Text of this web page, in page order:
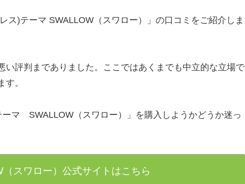
ス)テーマ SWALLOW（スワロー）」の口コミをご紹介しま
い評判までありました。ここではあくまでも中立的な立場で
。
ーマ SWALLOW（スワロー）」を購入しようかどうか迷っ
（スワロー）公式サイトはこちら